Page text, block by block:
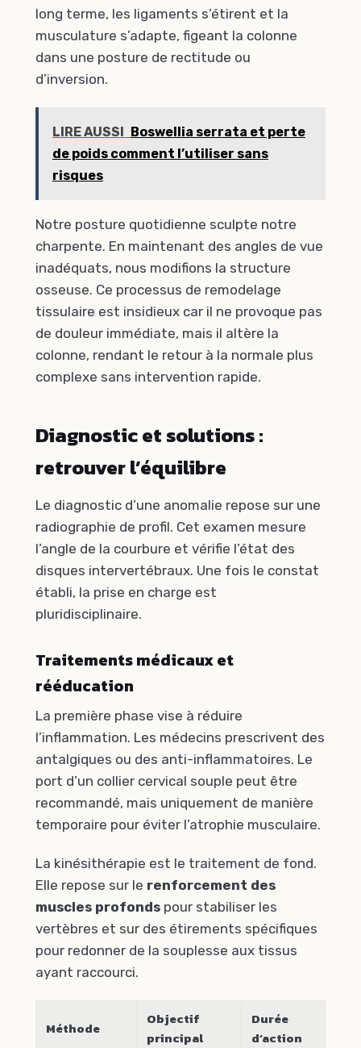
long terme, les ligaments s’étirent et la
musculature s’adapte, figeant la colonne
dans une posture de rectitude ou
d’inversion.
LIRE AUSSI Boswellia serrata et perte
de poids comment l’utiliser sans
risques
Notre posture quotidienne sculpte notre
charpente. En maintenant des angles de vue
inadéquats, nous modifions la structure
osseuse. Ce processus de remodelage
tissulaire est insidieux car il ne provoque pas
de douleur immédiate, mais il altère la
colonne, rendant le retour à la normale plus
complexe sans intervention rapide.
Diagnostic et solutions :
retrouver l’équilibre
Le diagnostic d’une anomalie repose sur une
radiographie de profil. Cet examen mesure
l’angle de la courbure et vérifie l’état des
disques intervertébraux. Une fois le constat
établi, la prise en charge est
pluridisciplinaire.
Traitements médicaux et
rééducation
La première phase vise à réduire
l’inflammation. Les médecins prescrivent des
antalgiques ou des anti-inflammatoires. Le
port d’un collier cervical souple peut être
recommandé, mais uniquement de manière
temporaire pour éviter l’atrophie musculaire.
La kinésithérapie est le traitement de fond.
Elle repose sur le renforcement des
muscles profonds pour stabiliser les
vertèbres et sur des étirements spécifiques
pour redonner de la souplesse aux tissus
ayant raccourci.
Méthode
Objectif
principal
Durée
d’action